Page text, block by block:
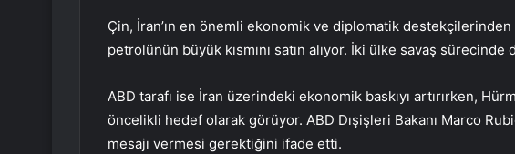
Çin, İran’ın en önemli ekonomik ve diplomatik destekçilerinden
petrolünün büyük kısmını satın alıyor. İki ülke savaş sürecinde
ABD tarafı ise İran üzerindeki ekonomik baskıyı artırırken,
öncelikli hedef olarak görüyor. ABD Dışişleri Bakanı Marco
mesajı vermesi gerektiğini ifade etti.